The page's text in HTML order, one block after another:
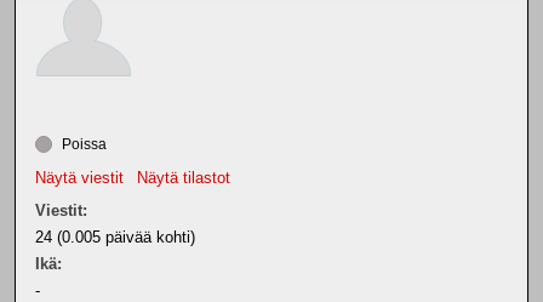
Poissa
Näytä viestit
Näytä tilastot
Viestit:
24 (0.005 päivää kohti)
Ikä:
-